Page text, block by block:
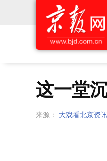
这一堂
来源： 大戏看北京资讯